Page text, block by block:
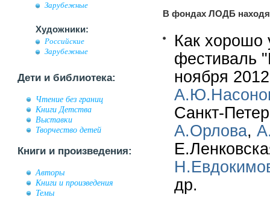
Зарубежные
Художники:
Российские
Зарубежные
Дети и библиотека:
Чтение без границ
Книги Детства
Выставки
Творчество детей
Книги и произведения:
Авторы
Книги и произведения
Темы
В фондах ЛОДБ
Как хорошо
фестиваль
ноября
Санкт-
А.Орлова,
др.